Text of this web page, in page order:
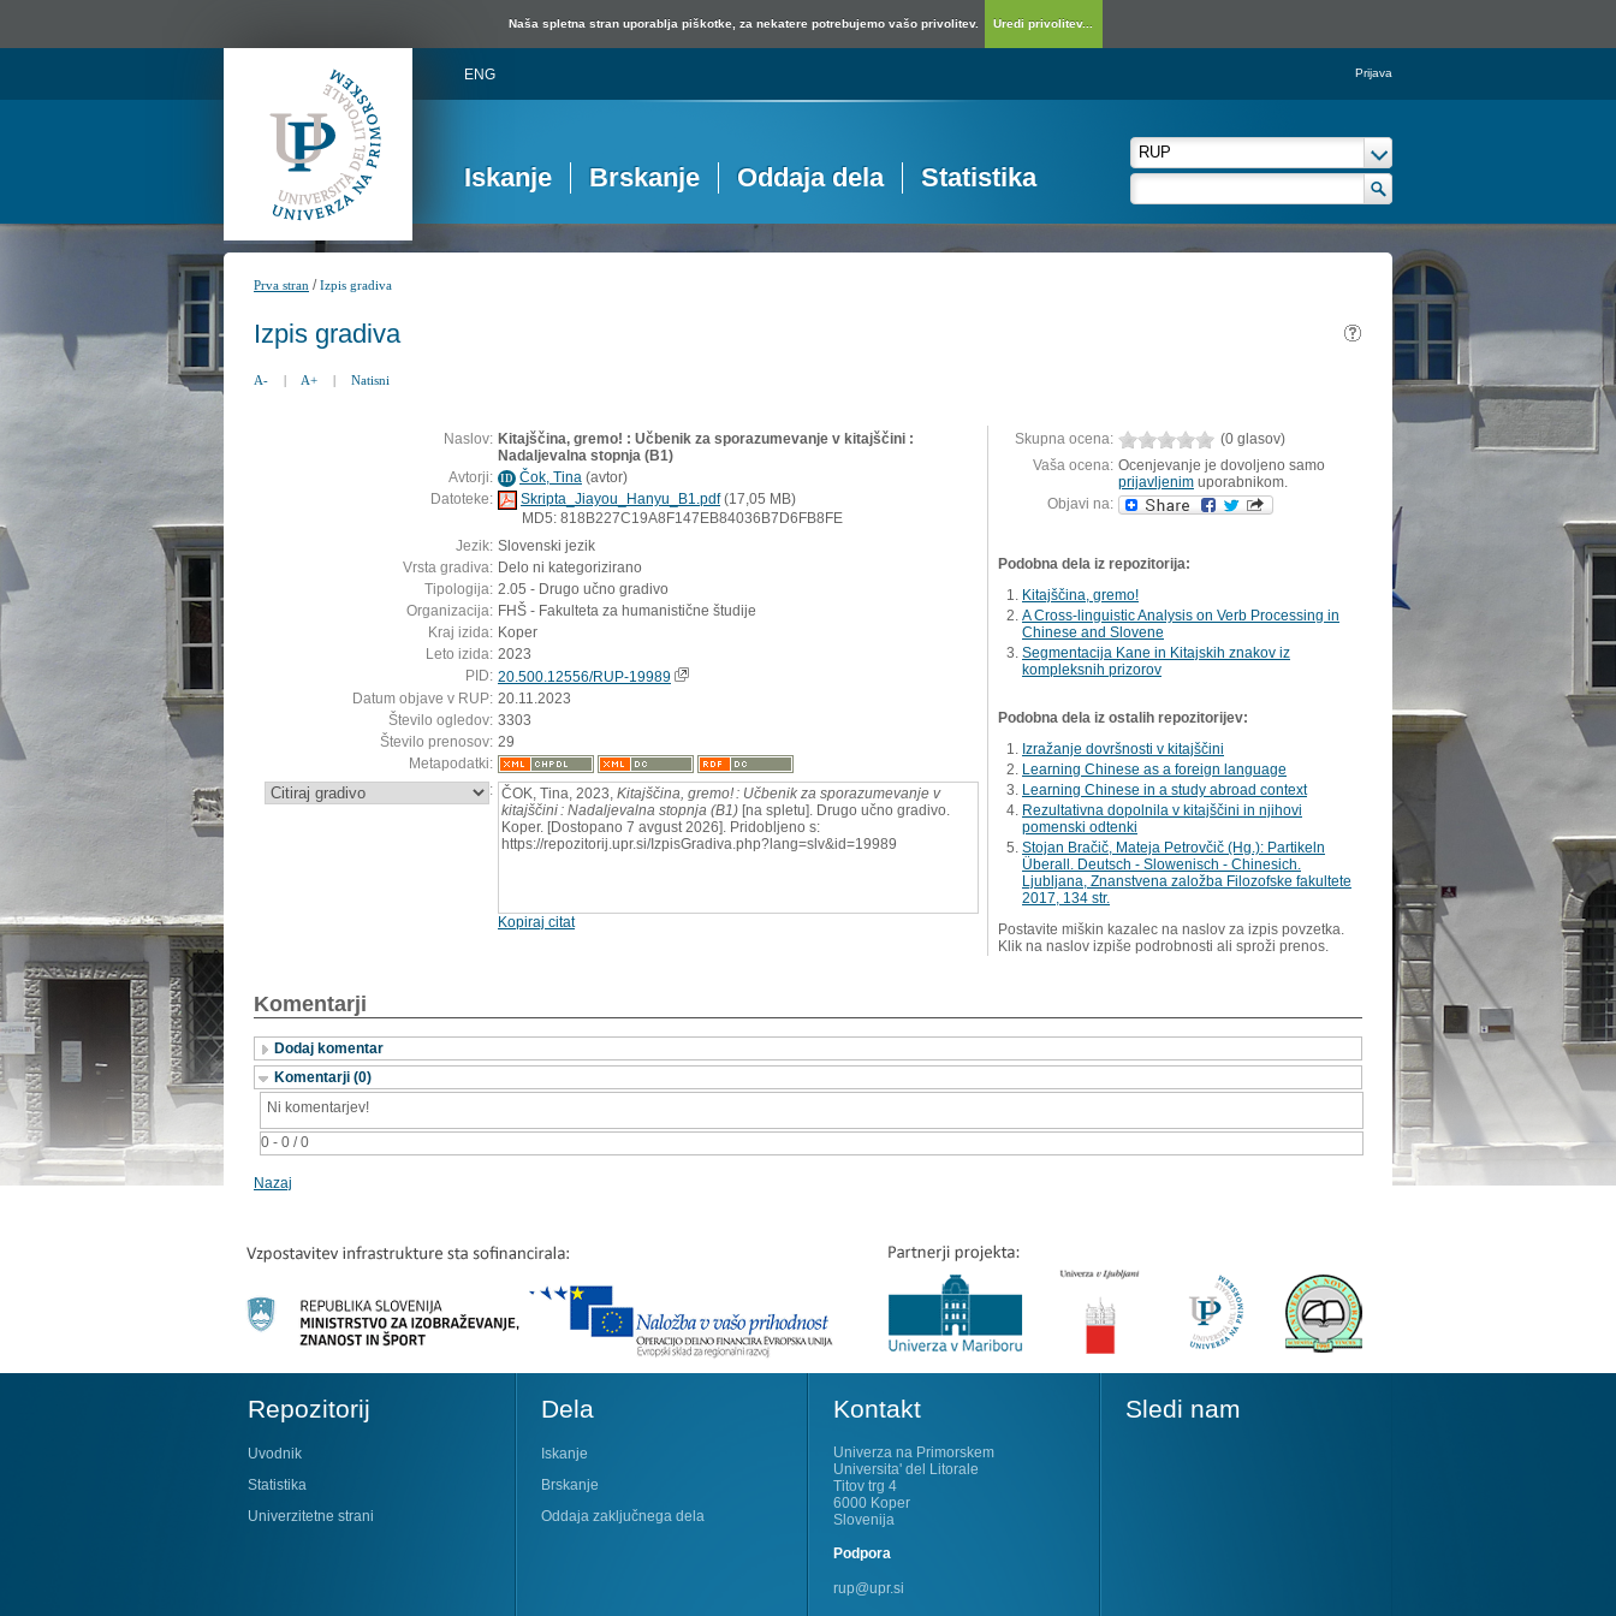
Naša spletna stran uporablja piškotke, za nekatere potrebujemo vašo privolitev. Uredi privolitev...
ENG Prijava
Iskanje Brskanje Oddaja dela Statistika
Prva stran /Izpis gradiva
Izpis gradiva
A- | A+ | Natisni
Naslov: Kitajščina, gremo! : Učbenik za sporazumevanje v kitajščini :
Nadaljevalna stopnja (B1)
Avtorji: ID Čok, Tina (avtor)
Datoteke:
Skripta_Jiayou_Hanyu_B1.pdf(17,05 MB)
MD5: 818B227C19A8F147EB84036B7D6FB8FE
Jezik: Slovenski jezik
Vrsta gradiva: Delo ni kategorizirano
Tipologija: 2.05 - Drugo učno gradivo
Organizacija: FHŠ - Fakulteta za humanistične študije
Kraj izida: Koper
Leto izida: 2023
PID: 20.500.12556/RUP-19989
Datum objave v RUP: 20.11.2023
Število ogledov: 3303
Število prenosov: 29
Metapodatki:
: ČOK, Tina, 2023, Kitajščina, gremo! : Učbenik za sporazumevanje v
kitajščini : Nadaljevalna stopnja (B1) [na spletu]. Drugo učno gradivo.
Koper. [Dostopano 7 avgust 2026]. Pridobljeno s:
https://repozitorij.upr.si/IzpisGradiva.php?lang=slv&id=19989
Kopiraj citat
Skupna ocena:
(0 glasov)
Vaša ocena: Ocenjevanje je dovoljeno samo
prijavljenim uporabnikom.
Objavi na:
Podobna dela iz repozitorija:
Kitajščina, gremo!
A Cross-linguistic Analysis on Verb Processing in
Chinese and Slovene
Segmentacija Kane in Kitajskih znakov iz
kompleksnih prizorov
Podobna dela iz ostalih repozitorijev:
Izražanje dovršnosti v kitajščini
Learning Chinese as a foreign language
Learning Chinese in a study abroad context
Rezultativna dopolnila v kitajščini in njihovi
pomenski odtenki
Stojan Bračič, Mateja Petrovčič (Hg.): Partikeln
Überall. Deutsch - Slowenisch - Chinesich.
Ljubljana, Znanstvena založba Filozofske fakultete
2017, 134 str.
Postavite miškin kazalec na naslov za izpis povzetka.
Klik na naslov izpiše podrobnosti ali sproži prenos.
Komentarji
Dodaj komentar
Komentarji (0)
0 - 0 / 0
Ni komentarjev!
Nazaj
Repozitorij
Uvodnik
Statistika
Univerzitetne strani
Dela
Iskanje
Brskanje
Oddaja zaključnega dela
Kontakt
Univerza na Primorskem
Universita' del Litorale
Titov trg 4
6000 Koper
Slovenija
Podpora
rup@upr.si
Sledi nam